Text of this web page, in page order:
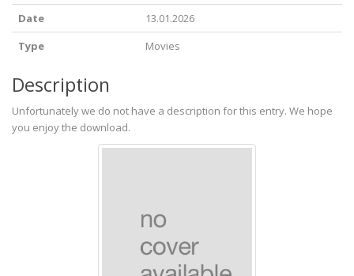
Date
13.01.2026
Type
Movies
Description
Unfortunately we do not have a description for this entry. We hope
you enjoy the download.